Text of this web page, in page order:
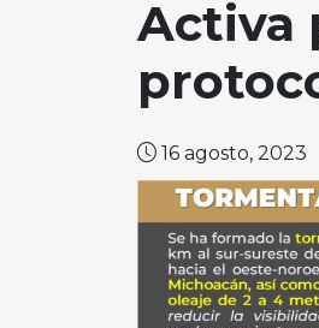
Activa
16 agosto, 2023